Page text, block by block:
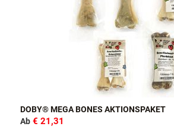
DOBY® MEGA BONES AKTIONSPAKET
Ab € 21,31